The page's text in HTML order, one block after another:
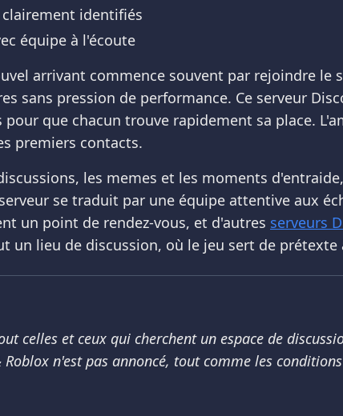
identifiés
équipe à l'écoute
arrivant commence souvent par rejoindre
sans pression de performance. Ce serveur
que chacun trouve rapidement sa place.
premiers contacts.
les memes et les moments
se traduit par une équipe attentive aux
un point de rendez-vous, et d'autres serveurs
un lieu de discussion, où le jeu sert de prétexte
celles et ceux qui cherchent un espace de
n'est pas annoncé, tout comme les